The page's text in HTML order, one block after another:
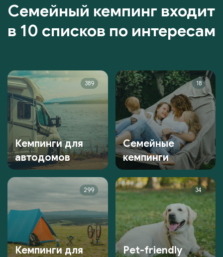
Семейный кемпинг входит
в 10 списков по интересам
389
Кемпинги для
автодомов
18
Семейные
кемпинги
299
Кемпинги для
34
Pet-friendly